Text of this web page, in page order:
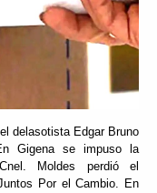
delasotista Edgar Bruno
Gigena se impuso la
Moldes perdió el
Por el Cambio. En